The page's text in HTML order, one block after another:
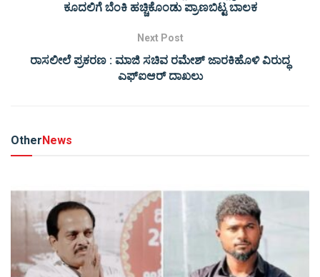
ಕೂದಲಿಗೆ ಬೆಂಕಿ ಹಚ್ಚಿಕೊಂಡು ಪ್ರಾಣಬಿಟ್ಟ ಬಾಲಕ
Next Post
ರಾಸಲೀಲೆ ಪ್ರಕರಣ : ಮಾಜಿ ಸಚಿವ ರಮೇಶ್ ಜಾರಕಿಹೊಳಿ ವಿರುದ್ಧ
ಎಫ್ಐಆರ್ ದಾಖಲು
OtherNews